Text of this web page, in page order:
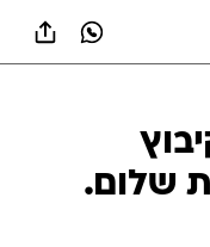
שלום.